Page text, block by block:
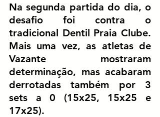
Na segunda partida do dia, o
desafio foi contra o
tradicional Dentil Praia Clube.
Mais uma vez, as atletas de
Vazante mostraram
determinação, mas acabaram
derrotadas também por 3
sets a 0 (15x25, 15x25 e
17x25).